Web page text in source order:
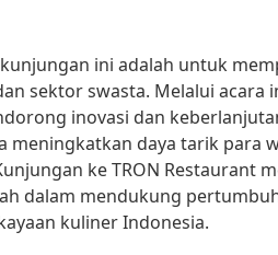
ini adalah untuk
sektor swasta. Melalui acara
inovasi dan
meningkatkan daya tarik para
ke TRON Restaurant
dalam mendukung
kuliner Indonesia.